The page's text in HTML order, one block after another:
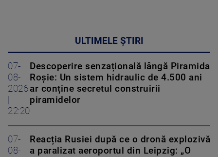
ULTIMELE ȘTIRI
07-
08-
2026
22:20
Descoperire senzațională lângă Piramida
Roșie: Un sistem hidraulic de 4.500 ani
ar conține secretul construirii
piramidelor
07-
08-
Reacția Rusiei după ce o dronă explozivă
a paralizat aeroportul din Leipzig: „O